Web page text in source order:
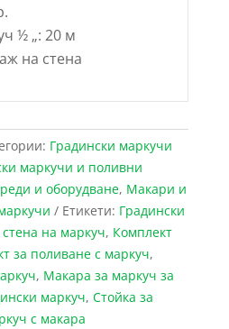
½ „: 20 м
на стена
Градински маркучи
маркучи и поливни
и оборудване, Макари и
Етикети: Градински
на маркуч, Комплект
за поливане с маркуч,
, Макара за маркуч за
маркуч, Стойка за
с макара